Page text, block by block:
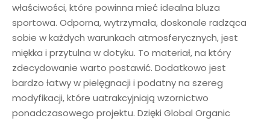
właściwości, które powinna mieć idealna bluza
sportowa. Odporna, wytrzymała, doskonale radząca
sobie w każdych warunkach atmosferycznych, jest
miękka i przytulna w dotyku. To materiał, na który
zdecydowanie warto postawić. Dodatkowo jest
bardzo łatwy w pielęgnacji i podatny na szereg
modyfikacji, które uatrakcyjniają wzornictwo
ponadczasowego projektu. Dzięki Global Organic